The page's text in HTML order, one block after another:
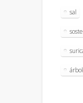
sal